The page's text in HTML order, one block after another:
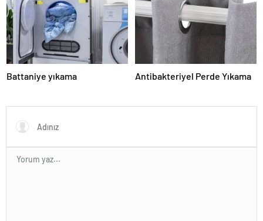
Battaniye yıkama Antibakteriyel Perde Yıkama